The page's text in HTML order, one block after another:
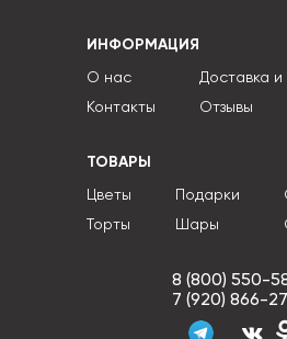
ИНФОРМАЦИЯ
О нас
Контакты
Доставка и
Отзывы
ТОВАРЫ
Цветы
Торты
Подарки
Шары
8 (800) 550-
7 (920) 866-